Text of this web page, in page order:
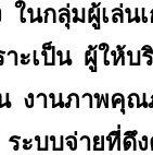
ในกลุ่มผู้เล่น
ะเป็น ผู้ให้บ
งานภาพคุณ
ะบบจ่ายที่ดึง